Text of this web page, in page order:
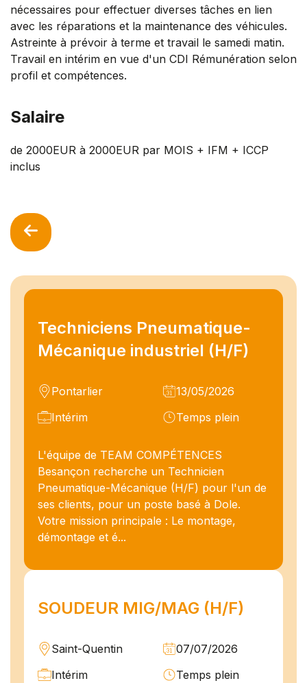
Techniciens Pneumatique-
Mécanique industriel (H/F)
Pontarlier
13/05/2026
Intérim
Temps plein
L'équipe de TEAM COMPÉTENCES
Besançon recherche un Technicien
Pneumatique-Mécanique (H/F) pour l'un de
ses clients, pour un poste basé à Dole.
Votre mission principale : Le montage,
démontage et é...
SOUDEUR MIG/MAG (H/F)
Saint-Quentin
07/07/2026
Intérim
Temps plein
nécessaires pour effectuer diverses tâches en lien
avec les réparations et la maintenance des véhicules.
Astreinte à prévoir à terme et travail le samedi matin.
Travail en intérim en vue d'un CDI Rémunération selon
profil et compétences.
Salaire
de 2000EUR à 2000EUR par MOIS + IFM + ICCP
inclus